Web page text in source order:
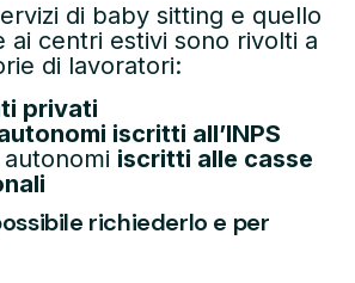
di baby sitting e quello
ai centri estivi sono rivolti a
di lavoratori:
privati
iscritti all’INPS
iscritti alle casse
richiederlo e per